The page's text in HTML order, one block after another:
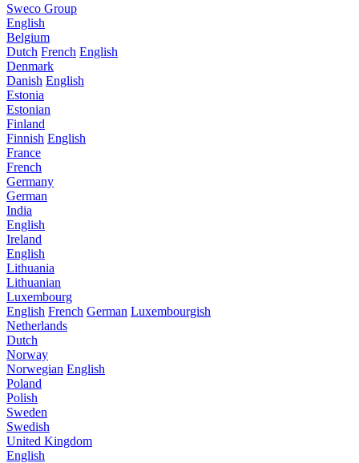
Sweco Group
English
Belgium
Dutch French English
Denmark
Danish English
Estonia
Estonian
Finland
Finnish English
France
French
Germany
German
India
English
Ireland
English
Lithuania
Lithuanian
Luxembourg
English French German Luxembourgish
Netherlands
Dutch
Norway
Norwegian English
Poland
Polish
Sweden
Swedish
United Kingdom
English